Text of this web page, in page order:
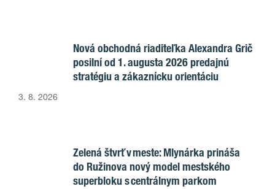
3. 8. 2026
Nová obchodná riaditeľka Alexandra Grič
posilní od 1. augusta 2026 predajnú
stratégiu a zákaznícku orientáciu
Zelená štvrť v meste: Mlynárka prináša
do Ružinova nový model mestského
superbloku s centrálnym parkom